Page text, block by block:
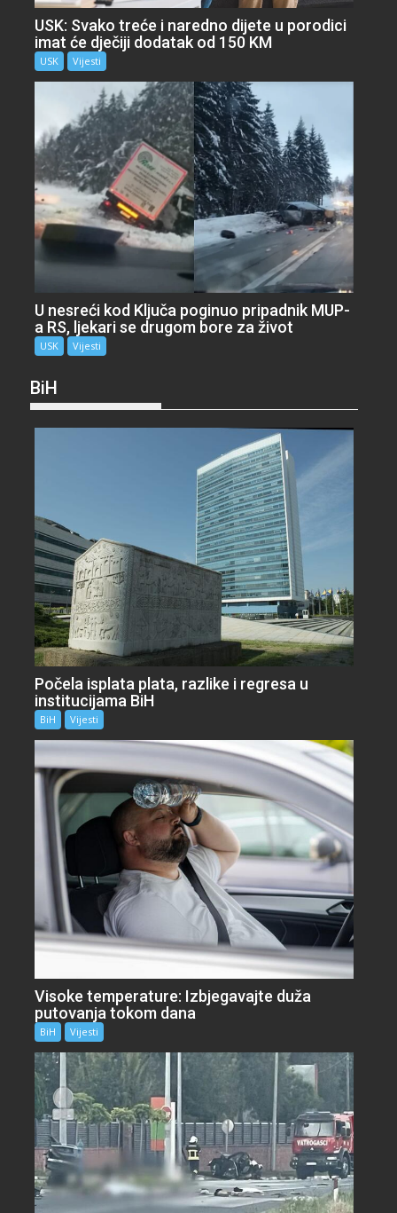
USK: Svako treće i naredno dijete u porodici
imat će dječiji dodatak od 150 KM
USK Vijesti
U nesreći kod Ključa poginuo pripadnik MUP-
a RS, ljekari se drugom bore za život
USK Vijesti
BiH
Počela isplata plata, razlike i regresa u
institucijama BiH
BiH Vijesti
Visoke temperature: Izbjegavajte duža
putovanja tokom dana
BiH Vijesti